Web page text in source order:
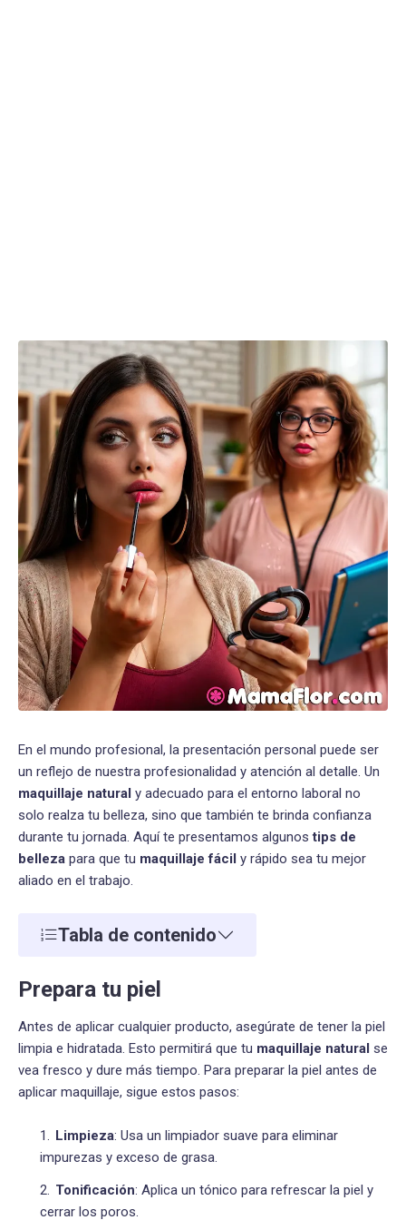
En el mundo profesional, la presentación personal puede ser
un reflejo de nuestra profesionalidad y atención al detalle. Un
maquillaje natural y adecuado para el entorno laboral no
solo realza tu belleza, sino que también te brinda confianza
durante tu jornada. Aquí te presentamos algunostips de
belleza para que tu maquillaje fácil y rápido sea tu mejor
aliado en el trabajo.
Tabla de contenido
Prepara tu piel
Antes de aplicar cualquier producto, asegúrate de tener la piel
limpia e hidratada. Esto permitirá que tu maquillaje natural se
vea fresco y dure más tiempo. Para preparar la piel antes de
aplicar maquillaje, sigue estos pasos:
Limpieza: Usa un limpiador suave para eliminar
impurezas y exceso de grasa.
Tonificación: Aplica un tónico para refrescar la piel y
cerrar los poros.